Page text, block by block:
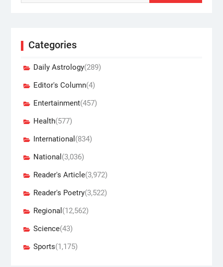
Categories
Daily Astrology(289)
Editor's Column(4)
Entertainment(457)
Health(577)
International (834)
National (3,036)
Reader's Article(3,972)
Reader's Poetry(3,522)
Regional (12,562)
Science(43)
Sports(1,175)